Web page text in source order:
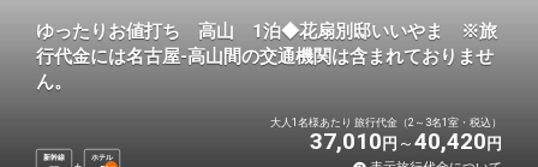
ゆったりお値打ち 高山 1泊◆花扇別邸いいやま ※旅
行代金には名古屋-高山間の交通機関は含まれておりませ
ん。
新幹線
ホテル
大人1名様あたり 旅行代金（2～3名1室・税込）
37,010 円 40,420 円